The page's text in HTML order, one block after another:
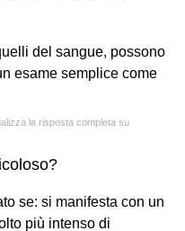
del sangue, possono
esame semplice come
la risposta completa su
se: si manifesta con un
più intenso di